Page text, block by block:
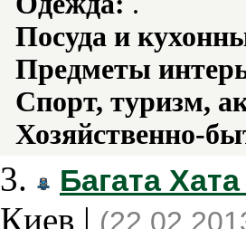
Посуда и
Предметы
Спорт, туризм,
Хозяйственно-
3. Багата
Киев |